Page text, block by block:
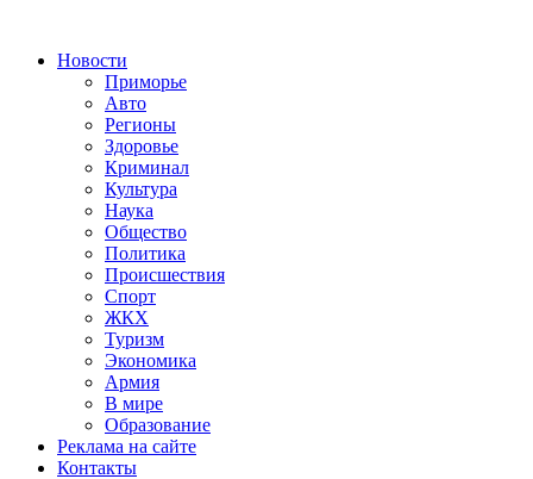
Новости
Приморье
Авто
Регионы
Здоровье
Криминал
Культура
Наука
Общество
Политика
Происшествия
Спорт
ЖКХ
Туризм
Экономика
Армия
В мире
Образование
Реклама на сайте
Контакты